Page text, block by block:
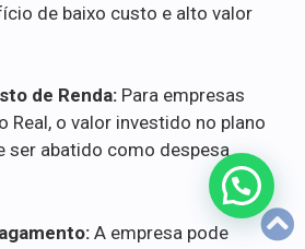
de baixo custo e alto valor
de Renda: Para empresas
Real, o valor investido no plano
ser abatido como despesa
A empresa pode